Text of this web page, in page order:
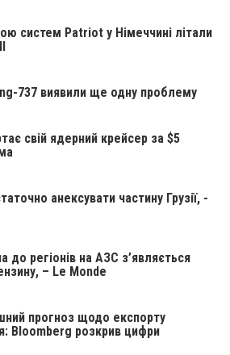
систем Patriot у Німеччині літали
737 виявили ще одну проблему
свій ядерний крейсер за $5
анексувати частину Грузії, -
до регіонів на АЗС з’являється
– Le Monde
прогноз щодо експорту
Bloomberg розкрив цифри